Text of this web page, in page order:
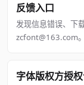
反馈入口
发现信息错误、下
zcfont@163.com。
字体版权方授